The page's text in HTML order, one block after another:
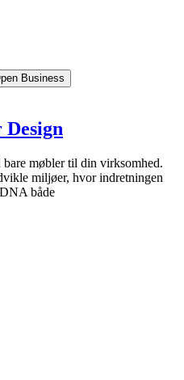
Business
møbler til din virksomhed.
miljøer, hvor indretningen
både